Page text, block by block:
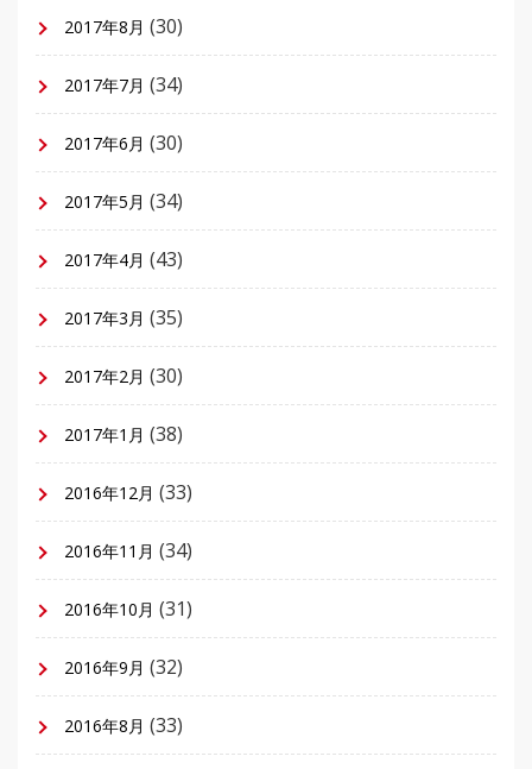
2017年8月 (30)
2017年7月 (34)
2017年6月 (30)
2017年5月 (34)
2017年4月 (43)
2017年3月 (35)
2017年2月 (30)
2017年1月 (38)
2016年12月 (33)
2016年11月 (34)
2016年10月 (31)
2016年9月 (32)
2016年8月 (33)